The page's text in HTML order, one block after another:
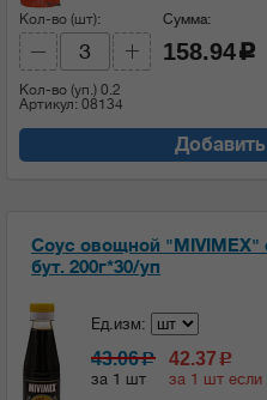
Кол-во (шт):
Кол-во (уп.) 0.2
Артикул: 08134
Сумма:
158.94 c
Соус овощной
бут. 200г*30/уп
Ед.изм:
43.06c
за 1 шт
42.37 c
за 1 шт если